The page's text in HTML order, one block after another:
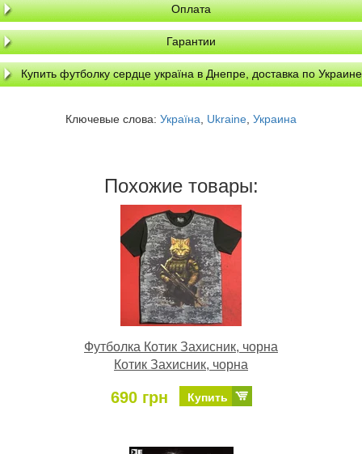
Оплата
Гарантии
Купить футболку сердце україна в Днепре, доставка по Украине
Ключевые слова: Україна Ukraine Украина
Похожие товары:
Футболка Котик Захисник, чорна
Котик Захисник, чорна
690 грн Купить